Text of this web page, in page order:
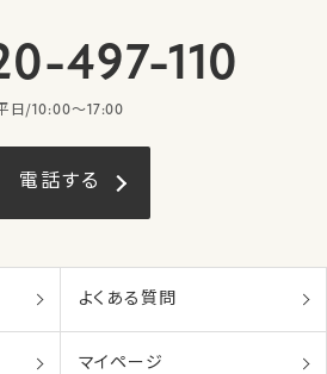
497-110
日/10:00〜17:00
電話する
よくある質問
マイページ